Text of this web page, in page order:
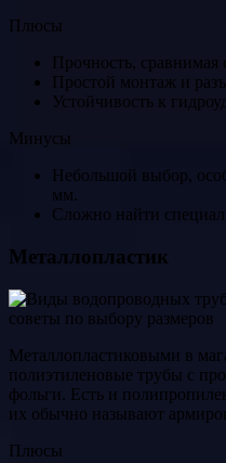
Плюсы
Прочность, сравнимая
Простой монтаж и
Устойчивость к
Минусы
Небольшой выбор,
мм.
Сложно найти
Металлопластик
Металлопластиковыми в
полиэтиленовые трубы с
фольги. Есть и
их обычно называют
Плюсы